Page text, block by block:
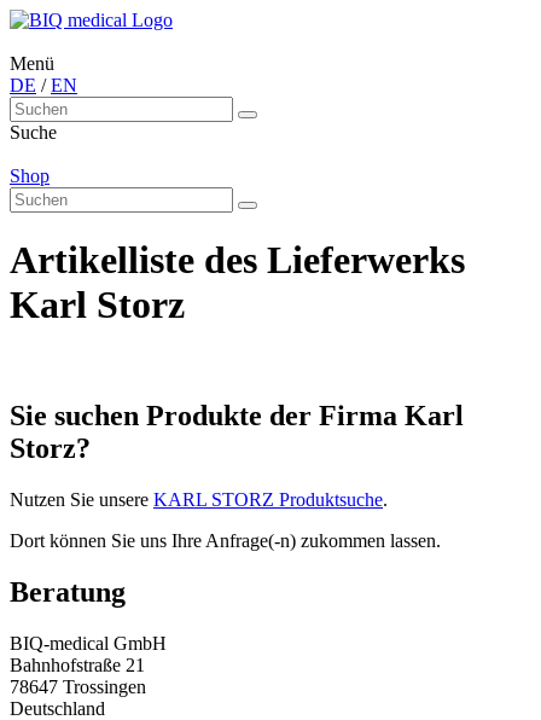
Menü
DE /EN
Suche
Shop
Artikelliste des Lieferwerks
Karl Storz
Sie suchen Produkte der Firma Karl
Storz?
Nutzen Sie unsere KARL STORZ Produktsuche.
Dort können Sie uns Ihre Anfrage(-n) zukommen lassen.
Beratung
BIQ-medical GmbH
Bahnhofstraße 21
78647 Trossingen
Deutschland